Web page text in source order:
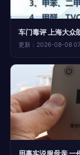
车门毒评 上海大众
更新：2026-08-08